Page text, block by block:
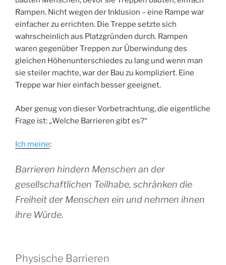
Rampen. Nicht wegen der Inklusion – eine Rampe war
einfacher zu errichten. Die Treppe setzte sich
wahrscheinlich aus Platzgründen durch. Rampen
waren gegenüber Treppen zur Überwindung des
gleichen Höhenunterschiedes zu lang und wenn man
sie steiler machte, war der Bau zu kompliziert. Eine
Treppe war hier einfach besser geeignet.
Aber genug von dieser Vorbetrachtung, die eigentliche
Frage ist: „Welche Barrieren gibt es?“
Ich meine:
Barrieren hindern Menschen an der
gesellschaftlichen Teilhabe, schränken die
Freiheit der Menschen ein und nehmen ihnen
ihre Würde.
Physische Barrieren